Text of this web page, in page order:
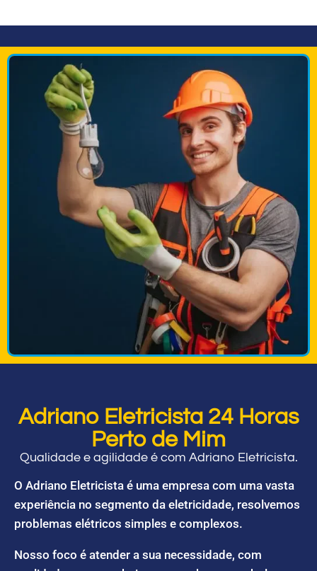
Adriano Eletricista 24 Horas
Perto de Mim
Qualidade e agilidade é com Adriano Eletricista.
O Adriano Eletricista é uma empresa com uma vasta
experiência no segmento da eletricidade, resolvemos
problemas elétricos simples e complexos.
Nosso foco é atender a sua necessidade, com